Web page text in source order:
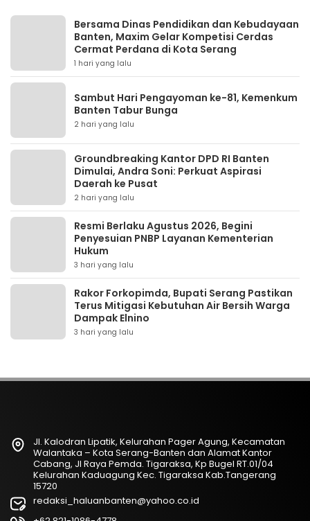
Bersama Dinas Pendidikan dan Kebudayaan
Banten, Maxim Gelar Kompetisi Cerdas
Cermat Perdana di Kota Serang
1 hari yang lalu
Sambut Hari Pengayoman ke-81, Kemenkum
Banten Tabur Bunga
2 hari yang lalu
Groundbreaking Kantor DPD RI Banten
Dimulai, Andra Soni: Perkuat Aspirasi
Daerah ke Pusat
2 hari yang lalu
Resmi Berlaku Agustus 2026, Begini
Penyesuian PNBP Layanan Kementerian
Hukum
3 hari yang lalu
Rakor Forkopimda, Bupati Serang Pastikan
Terus Mitigasi Kebutuhan Air Bersih Warga
Dampak Elnino
3 hari yang lalu
Jl. Kalodran Lipatik, Kelurahan Pager Agung, Kecamatan
Walantaka – Kota Serang-Banten dan Alamat Kantor
Cabang, Jl Raya Pemda. Tigaraksa, Kp Bugel RT.01/04
Kelurahan Kaduagung Kec. Tigaraksa Kab.Tangerang
15720
redaksi_haluanbanten@yahoo.co.id